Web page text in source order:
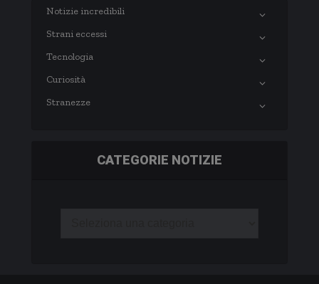
Notizie incredibili
Strani eccessi
Tecnologia
Curiosità
Stranezze
CATEGORIE NOTIZIE